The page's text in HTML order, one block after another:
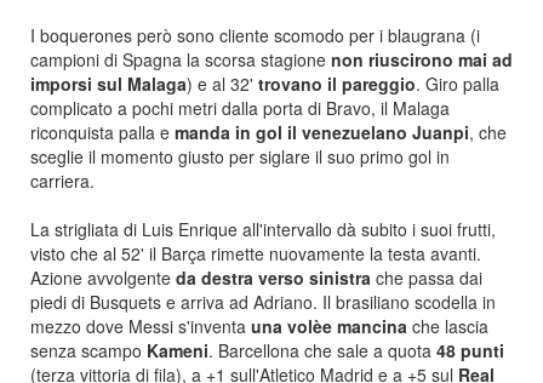
I boquerones però sono cliente scomodo per i blaugrana (i
campioni di Spagna la scorsa stagione non riuscirono mai ad
imporsi sul Malaga) e al 32' trovano il pareggio. Giro palla
complicato a pochi metri dalla porta di Bravo, il Malaga
riconquista palla e manda in gol il venezuelano Juanpi, che
sceglie il momento giusto per siglare il suo primo gol in
carriera.
La strigliata di Luis Enrique all'intervallo dà subito i suoi frutti,
visto che al 52' il Barça rimette nuovamente la testa avanti.
Azione avvolgente da destra verso sinistra che passa dai
piedi di Busquets e arriva ad Adriano. Il brasiliano scodella in
mezzo dove Messi s'inventa una volèe mancina che lascia
senza scampo Kameni. Barcellona che sale a quota 48 punti
(terza vittoria di fila), a +1 sull'Atletico Madrid e a +5 sul Real